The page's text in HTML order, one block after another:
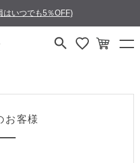
はいつでも5％OFF)
お客様